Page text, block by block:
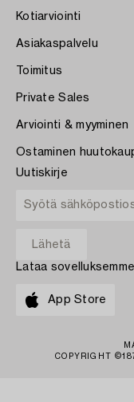
Kotiarviointi
Asiakaspalvelu
Toimitus
Private Sales
Arviointi & myyminen
Ostaminen
Uutiskirje
Lataa sovelluksemme
App Store
COPYRIGHT